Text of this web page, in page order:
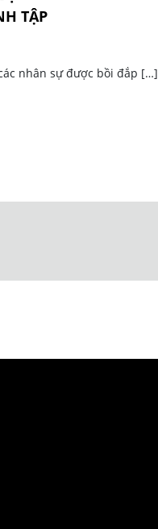
TẬP
nhân sự được bồi đắp […]